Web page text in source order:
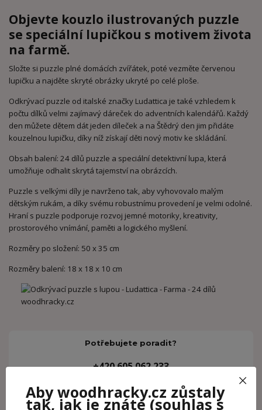
Objevte kouzlo ilustrovaných puzzle
se speciální lupičkou s motivem života
na farmě.
Složte si puzzle plné domácích zvířátek, poté vezměte červenou
lupičku a najděte skryté obrázky ukryté po celé ploše.
Odkrývací puzzle od italské značky Ludattica je také vzhledem k
počtu dílků velmi zajímavý dáreček do adventních kalendářů. Každý
den můžete dětem dát jeden díleček a na Štědrý den jim přidáte
kouzelnou lupičku, díky níž získají děti nový motiv ke skládání.
Obsah balení: 24 dílů puzzle a speciální detektivní lupa, která
umožňuje odhalit skrytá tajemství na obrázcích.
Puzzle s velkými díly je navrženo tak, aby vyhovovalo malým
dětským rukám, a díky svému robustnímu provedení je velmi odolné.
Hraní s puzzle podporuje rozvoj jemné motoriky, kreativity,
prostorového vnímání, paměti a logického myšlení.
Rozměry po složení: 50 x 35 cm
Rozměry balení: 18 x 18 x 10 cm
Potřebujete poradit?
+420 605 062 233
Aby woodhracky.cz zůstaly
tak, jak je znáte(souhlas s